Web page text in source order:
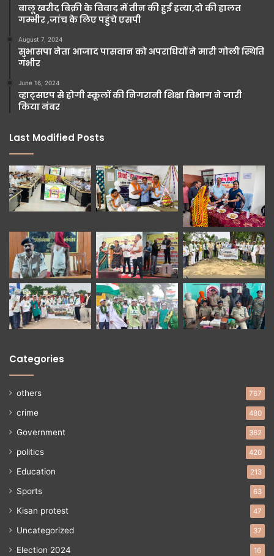
बालू खरीद बिक्री के विवाद में तीन की हुई हत्या,दो की हालत
गम्भीर ,जांच के लिए पहुंचे एसपी
August 7, 2024
सुभासपा नेता आजाद पासवान को अपराधियों ने मारी गोली स्थिति
गंभीर
June 16, 2024
व्हाट्सएप से होगी स्कूलों की निगरानी शिक्षा विभाग ने जारी
किया नंबर
Last Modified Posts
Categories
others 767
crime 480
Government 362
politics 420
Education 213
Sports 63
Kisan protest 47
Uncategorized 37
Election 2024 16